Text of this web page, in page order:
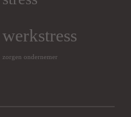
werkstress
zorgen ondernemer